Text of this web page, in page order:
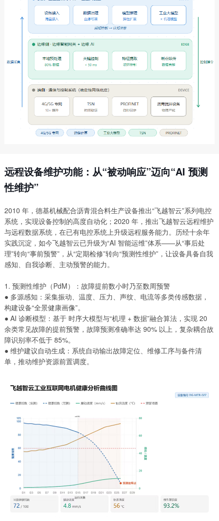
远程设备维护功能：从“被动响应”迈向“AI 预测
性维护”
2010 年，德基机械配合沥青混合料生产设备推出“飞越智云”系列电控
系统，实现设备控制的高度自动化；2020 年，推出飞越智云远程维护
与远程数据系统，在已有电控系统上升级远程服务能力。历经十余年
实践沉淀，如今飞越智云已升级为“AI 智能运维”体系——从“事后处
理”转向“事前预警”，从“定期检修”转向“预测性维护”，让设备具备自我
感知、自我诊断、主动预警的能力。
1. 预测性维护（PdM）：故障提前数小时乃至数周预警
● 多源感知：采集振动、温度、压力、声纹、电流等多类传感数据，
构建设备“全景健康画像”。
● AI 诊断模型：基于 时序大模型与“机理 + 数据”融合算法，实现 20
余类常见故障的提前预警，故障预测准确率达 90% 以上，复杂耦合故
障识别率不低于 85%。
● 维护建议自动生成：系统自动输出故障定位、维修工序与备件清
单，推动维护资源前置调度。